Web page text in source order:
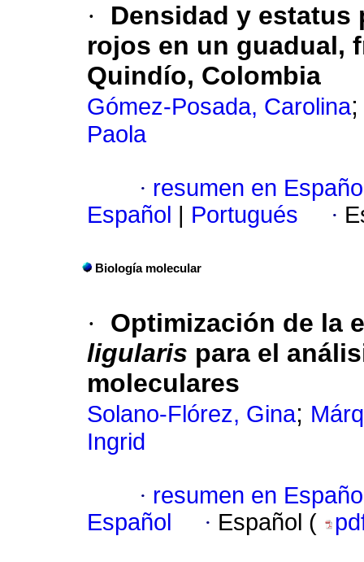
·
Densidad y
rojos en un guadual,
Quindío, Colombia
Gómez-Posada, Carolina
Paola
· resumen en
Español
Portugués ·
Biología molecular
·
Optimización de la
ligularis para el
moleculares
Solano-Flórez, Gina;
Ingrid
· resumen en
Español
· Español (